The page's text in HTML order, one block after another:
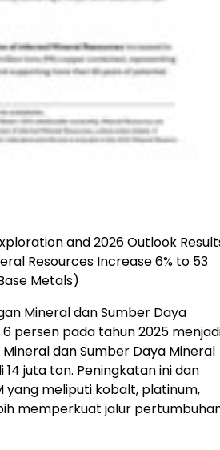
and 2026 Outlook
Resources Increase 6% to 53
Metals)
Mineral dan Sumber Daya
persen pada tahun 2025
dan Sumber Daya Mineral
juta ton. Peningkatan ini dan
yang meliputi kobalt, platinum,
memperkuat jalur